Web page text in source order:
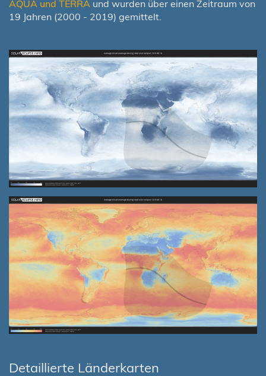
AQUA und TERRA und wurden über einen Zeitraum von
19 Jahren (2000 - 2019) gemittelt.
Detaillierte Länderkarten